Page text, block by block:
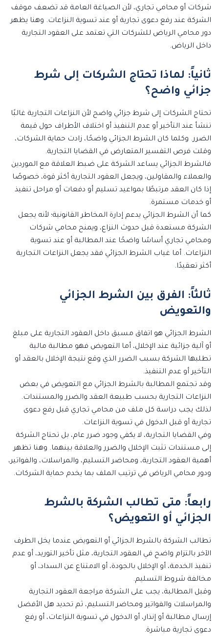
شركات أو محامي تجاري، لأن الصياغة العامة قد تضعف موقف
الشركة عند رفع دعوى تجارية أو عند تسوية النزاعات. وهنا يظهر
دور محامي الرياض للشركات التي تعتمد على العقود التجارية
داخل الرياض.
ثانياً: لماذا تحتاج الشركات إلى شرط
جزائي واضح؟
تحتاج الشركات إلى شرط جزائي واضح لأن النزاعات التجارية غالبًا
تنشأ عند التأخير أو عدم التنفيذ أو اختلاف الأطراف حول قيمة
الضرر. وكلما كان الشرط الجزائي واضحًا، زادت حماية الشركات،
وقلت فرص التفسير المتعارض في القضايا التجارية.
فالشرط الجزائي يساعد الشركة على ضبط العلاقة مع الموردين
والعملاء والمقاولين، ويجعل العقود التجارية أكثر قوة، خصوصًا
إذا كان العقد مرتبطًا بمواعيد تسليم أو دفعات أو مراحل تنفيذ
أو خدمات مستمرة.
كما أن الشرط الجزائي يدعم إدارة المخاطر القانونية؛ لأنه يجعل
الشركة مستعدة قبل حدوث النزاع، ويمنح محامي شركات
ومحامي تجاري أساسًا واضحًا عند المطالبة أو عند تسوية
النزاعات. أما غياب الشرط الجزائي فقد يجعل النزاعات التجارية
أكثر تعقيدًا.
ثالثاً: الفرق بين الشرط الجزائي
والتعويض
الشرط الجزائي هو اتفاق مسبق داخل العقود التجارية على مبلغ
أو آلية جزائية عند الإخلال، أما التعويض فهو مطالبة مالية
تطلبها الشركة بسبب الضرر الذي وقع نتيجة الإخلال بالعقد أو
التأخير أو عدم التنفيذ.
وقد تجتمع المطالبة بالشرط الجزائي مع التعويض في بعض
النزاعات التجارية بحسب طبيعة العقد والضرر والمستندات.
لذلك يجب دراسة كل ملف من محامي تجاري قبل رفع دعوى
تجارية أو قبل الدخول في تسوية النزاعات.
وفي القضايا التجارية، لا يكفي وجود ضرر عام، بل تحتاج الشركة
إلى مستندات تثبت الإخلال والضرر والعلاقة بينهما. وهنا تظهر
أهمية العقود التجارية، ومحاضر التسليم، والمراسلات، والفواتير،
ودور محامي الرياض في ترتيب الملف بما يخدم حماية الشركات.
رابعاً: متى تطالب الشركة بالشرط
الجزائي أو التعويض؟
تطالب الشركة بالشرط الجزائي أو التعويض عندما يخل الطرف
الآخر بالتزام واضح في العقود التجارية، مثل تأخير التوريد، أو عدم
تنفيذ الخدمة، أو الإخلال بالجودة، أو الامتناع عن السداد، أو
مخالفة شروط التسليم.
وقبل المطالبة، يجب على الشركة مراجعة العقود التجارية
والمراسلات والفواتير ومحاضر التسليم، ثم تحديد هل الأفضل
إرسال مطالبة أو إنذار، أو الدخول في تسوية النزاعات، أو رفع
دعوى تجارية مباشرة.